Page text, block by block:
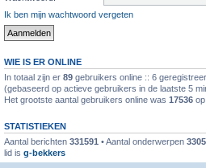
Ik ben mijn wachtwoord vergeten
WIE IS ER ONLINE
In totaal zijn er 89 gebruikers online :: 6
(gebaseerd op actieve gebruikers in de laatste 5
Het grootste aantal gebruikers online was 17536
STATISTIEKEN
Aantal berichten 331591 • Aantal onderwerpen
lid is g-bekkers